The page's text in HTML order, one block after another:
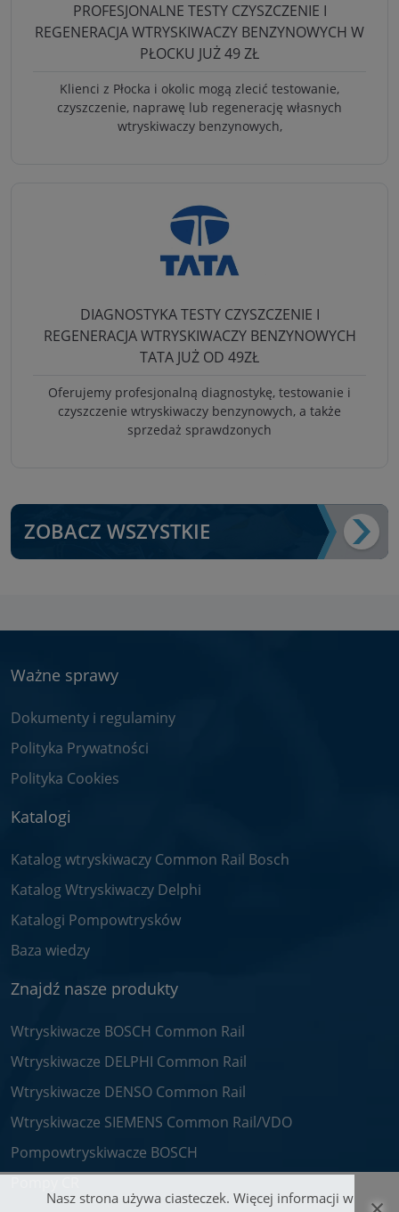
PROFESJONALNE TESTY CZYSZCZENIE I
REGENERACJA WTRYSKIWACZY BENZYNOWYCH W
PŁOCKU JUŻ 49 ZŁ
Klienci z Płocka i okolic mogą zlecić testowanie,
czyszczenie, naprawę lub regenerację własnych
wtryskiwaczy benzynowych,
DIAGNOSTYKA TESTY CZYSZCZENIE I
REGENERACJA WTRYSKIWACZY BENZYNOWYCH
TATA JUŻ OD 49ZŁ
Oferujemy profesjonalną diagnostykę, testowanie i
czyszczenie wtryskiwaczy benzynowych, a także
sprzedaż sprawdzonych
ZOBACZ WSZYSTKIE
Nasz strona używa ciasteczek. Więcej informacji w
Ważne sprawy
Dokumenty i regulaminy
Polityka Prywatności
Polityka Cookies
Katalogi
Katalog wtryskiwaczy Common Rail Bosch
Katalog Wtryskiwaczy Delphi
Katalogi Pompowtrysków
Baza wiedzy
Znajdź nasze produkty
Wtryskiwacze BOSCH Common Rail
Wtryskiwacze DELPHI Common Rail
Wtryskiwacze DENSO Common Rail
Wtryskiwacze SIEMENS Common Rail/VDO
Pompowtryskiwacze BOSCH